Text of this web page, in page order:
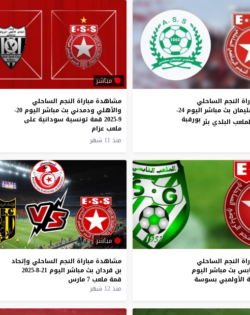
النجم الساحلي
ومستقبل سليمان بث مباشر اليوم 24-
بورقبة
مباشر
مشاهدة مباراة النجم الساحلي
والأهلي ودمدني بث مباشر اليوم 20-
9-2025 قمة تونسية سودانية على
ملعب عزام
منذ 11 شهر
النجم الساحلي
بث مباشر اليوم
الأولمبي بسوسة
مباشر
مشاهدة مباراة النجم الساحلي وإتحاد
بن قردان بث مباشر اليوم 21-8-2025
قمة ملعب 7مارس
منذ 12 شهر